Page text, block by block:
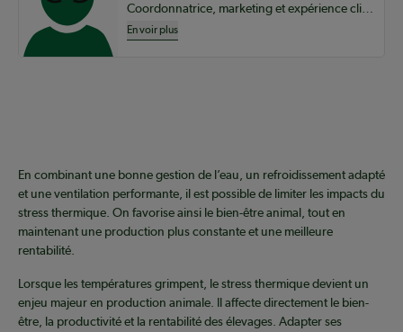
Coordonnatrice, marketing et expérience client – clientèles agricoles chez BMR
En voir plus
En combinant une bonne gestion de l’eau, un refroidissement adapté
et une ventilation performante, il est possible de limiter les impacts du
stress thermique. On favorise ainsi le bien-être animal, tout en
maintenant une production plus constante et une meilleure
rentabilité.
Lorsque les températures grimpent, le stress thermique devient un
enjeu majeur en production animale. Il affecte directement le bien-
être, la productivité et la rentabilité des élevages. Adapter ses